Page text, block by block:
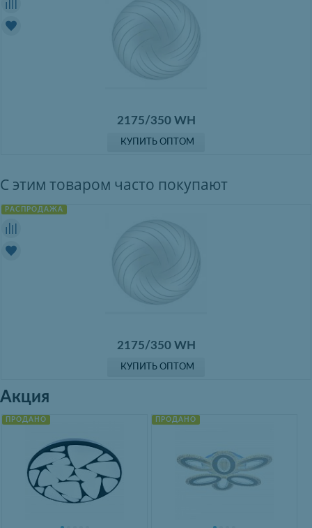
2175/350 WH
КУПИТЬ ОПТОМ
С этим товаром часто покупают
РАСПРОДАЖА
2175/350 WH
КУПИТЬ ОПТОМ
Акция
ПРОДАНО ПРОДАНО